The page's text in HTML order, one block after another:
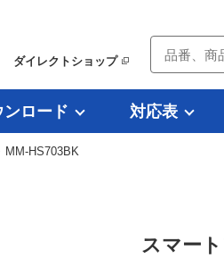
ダイレクトショップ
ンロード 対応表
MM-HS703BK
スマー